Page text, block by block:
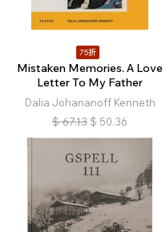
75折
Mistaken Memories. A Love
Letter To My Father
Dalia Johananoff Kenneth
$ 67.13 $ 50.36